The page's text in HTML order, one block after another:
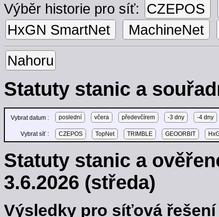
Výběr historie pro síť: CZEPOS
HxGN SmartNet
MachineNet
Nahoru
Statuty stanic a
Vybrat datum : poslední včera předevčírem -3 dny -4 dny
Vybrat síť : CZEPOS TopNet TRIMBLE GEOORBIT
Statuty stanic a
3.6.2026 (středa)
Výsledky pro síťová